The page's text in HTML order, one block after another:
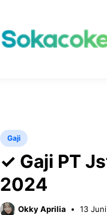
Gaji
✓ Gaji PT
2024
Okky Aprilia 13